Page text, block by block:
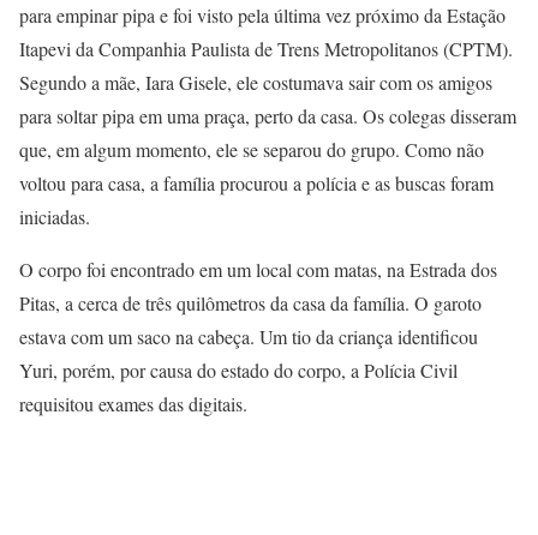
para empinar pipa e foi visto pela última vez próximo da Estação
Itapevi da Companhia Paulista de Trens Metropolitanos (CPTM).
Segundo a mãe, Iara Gisele, ele costumava sair com os amigos
para soltar pipa em uma praça, perto da casa. Os colegas disseram
que, em algum momento, ele se separou do grupo. Como não
voltou para casa, a família procurou a polícia e as buscas foram
iniciadas.
O corpo foi encontrado em um local com matas, na Estrada dos
Pitas, a cerca de três quilômetros da casa da família. O garoto
estava com um saco na cabeça. Um tio da criança identificou
Yuri, porém, por causa do estado do corpo, a Polícia Civil
requisitou exames das digitais.